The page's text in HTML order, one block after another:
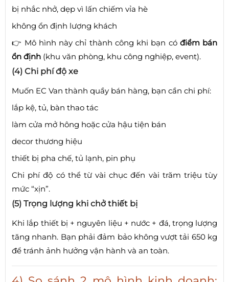
bị nhắc nhở, dẹp vì lấn chiếm vỉa hè
không ổn định lượng khách
👉 Mô hình này chỉ thành công khi bạn có điểm bán
ổn định (khu văn phòng, khu công nghiệp, event).
(4) Chi phí độ xe
Muốn EC Van thành quầy bán hàng, bạn cần chi phí:
lắp kệ, tủ, bàn thao tác
làm cửa mở hông hoặc cửa hậu tiện bán
decor thương hiệu
thiết bị pha chế, tủ lạnh, pin phụ
Chi phí độ có thể từ vài chục đến vài trăm triệu tùy
mức “xịn”.
(5) Trọng lượng khi chở thiết bị
Khi lắp thiết bị + nguyên liệu + nước + đá, trọng lượng
tăng nhanh. Bạn phải đảm bảo không vượt tải 650 kg
để tránh ảnh hưởng vận hành và an toàn.